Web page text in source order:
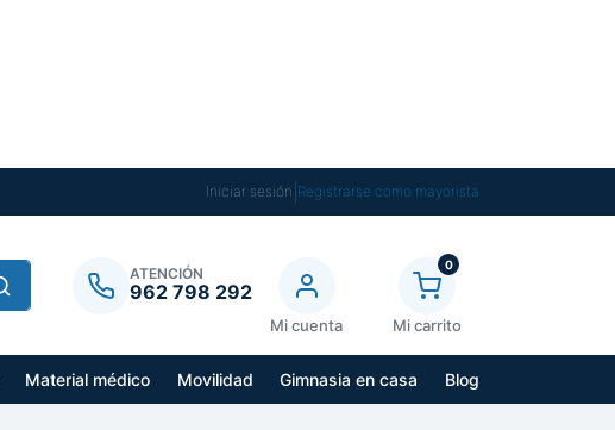
Iniciar sesión Registrarse como mayorista
ATENCIÓN
962 798 292
Mi cuenta
0
Mi carrito
Material médico Movilidad Gimnasia en casa Blog